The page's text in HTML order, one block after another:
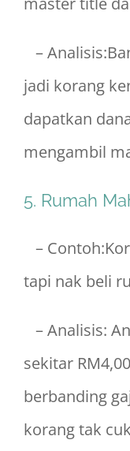
–
jadi korang
dapatkan
mengambil
5. Rumah
–
tapi nak beli
– Analisis:
sekitar
berbanding
korang tak